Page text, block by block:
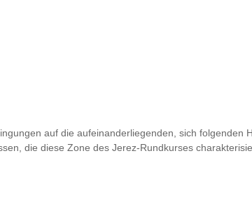
auf die aufeinanderliegenden, sich folgenden
die diese Zone des Jerez-Rundkurses